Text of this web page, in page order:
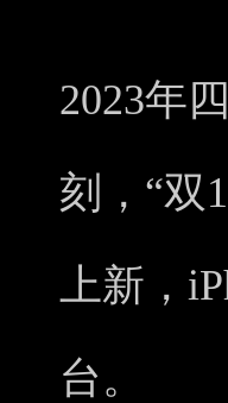
2023年
刻，“双
上新，
台。